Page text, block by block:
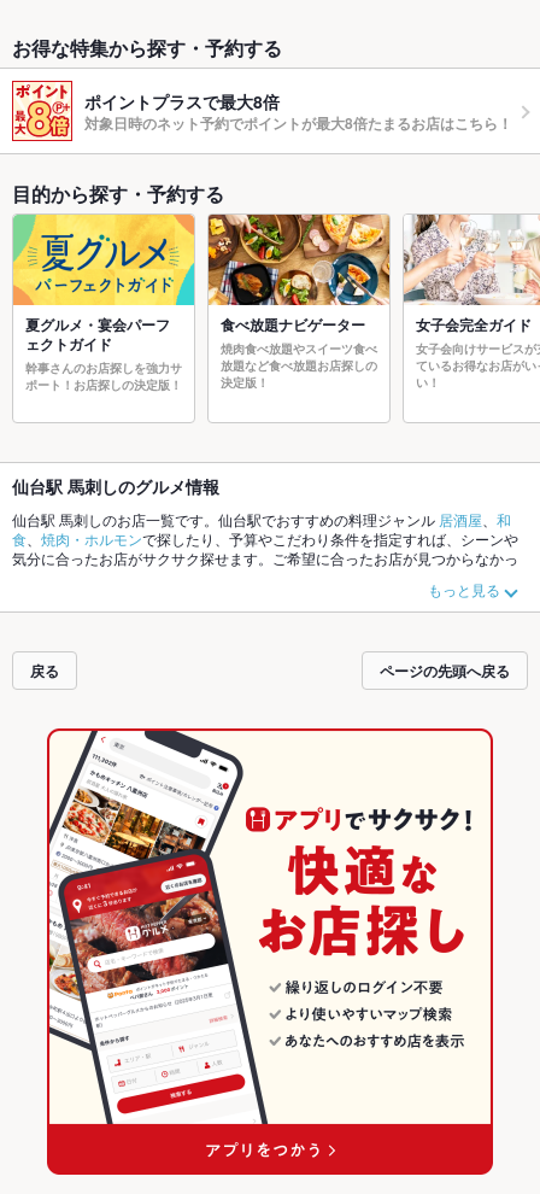
お得な特集から探す・予約する
ポイントプラスで最大8倍
対象日時のネット予約でポイントが最大8倍たまるお店はこちら！
目的から探す・予約する
夏グルメ・宴会パーフ
ェクトガイド
幹事さんのお店探しを強力サ
ポート！お店探しの決定版！
食べ放題ナビゲーター
焼肉食べ放題やスイーツ食べ
放題など食べ放題お店探しの
決定版！
女子会完全ガイド
女子会向けサービスが
ているお得なお店がい
い！
仙台駅 馬刺しのグルメ情報
仙台駅 馬刺しのお店一覧です。仙台駅でおすすめの料理ジャンル 居酒屋
和
食
焼肉・ホルモンで探したり、予算やこだわり条件を指定すれば、シーンや
気分に合ったお店がサクサク探せます。ご希望に合ったお店が見つからなかっ
ットペッパーグルメなら、お得なクーポンはもちろん、こだわりメニューから
あげ、お茶漬け、塩辛や季節のおすすめ料理など、お店の最新情報をご紹介し
す。友達どうしの飲み会にも、会社の宴会にも、デートやパーティーにもお得
に便利にホットペッパーグルメをご利用ください。
もっと見る
戻る ページの先頭へ戻る